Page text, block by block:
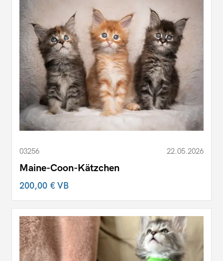
03256 22.05.2026
Maine-Coon-Kätzchen
200,00 €VB